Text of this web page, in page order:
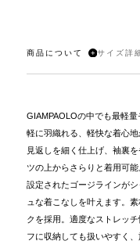
商品について サイズ詳
GIAMPAOLOの中でも最軽
軽に羽織れる、軽快な着心地
見返しを細く仕上げ、袖裏
ツの上からさらりと着用可
設定されたゴージラインが
ュな着こなしを叶えます。
クを採用。適度なストレッ
フに収納しても扱いやすく